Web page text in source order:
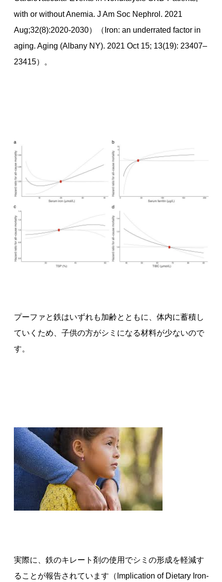
with or without Anemia. J Am Soc Nephrol. 2021
Aug;32(8):2020-2030）（Iron: an underrated factor in
aging. Aging (Albany NY). 2021 Oct 15; 13(19): 23407–
23415）。
プーファと鉄はいずれも加齢とともに、体内に蓄積し
ていくため、子供の方がシミになる材料が少ないので
す。
実際に、鉄のキレート剤の使用でシミの形成を軽減す
ることが報告されています（Implication of Dietary Iron-